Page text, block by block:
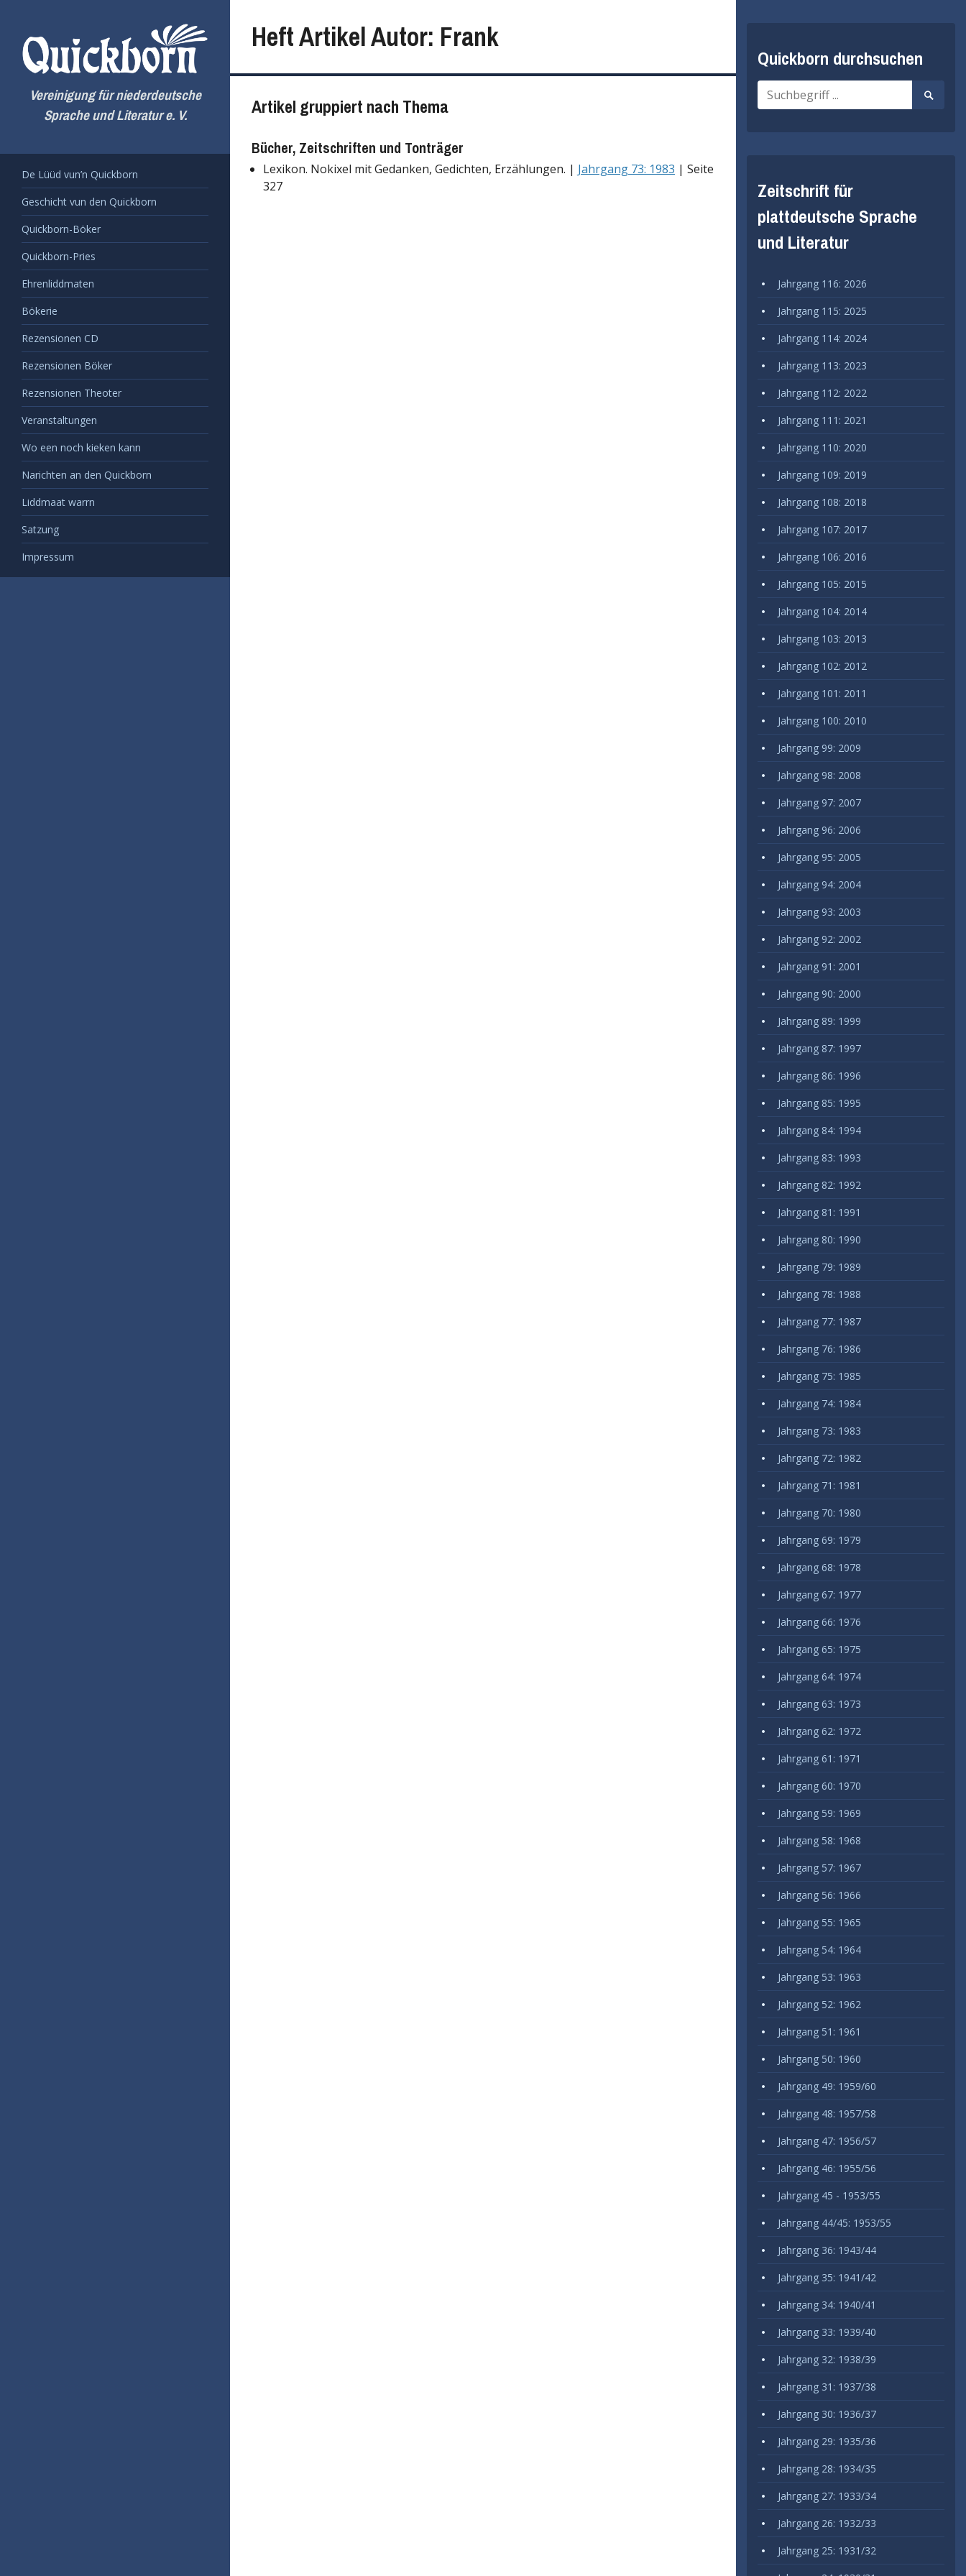
springen
Vereinigung für niederdeutsche
Sprache und Literatur e. V.
De Lüüd vun’n Quickborn
Geschicht vun den Quickborn
Quickborn-Böker
Quickborn-Pries
Ehrenliddmaten
Bökerie
Rezensionen CD
Rezensionen Böker
Rezensionen Theoter
Veranstaltungen
Wo een noch kieken kann
Narichten an den Quickborn
Liddmaat warrn
Satzung
Impressum
Heft Artikel Autor: Frank
Artikel gruppiert nach Thema
Bücher, Zeitschriften und Tonträger
Lexikon. Nokixel mit Gedanken, Gedichten, Erzählungen. | Jahrgang 73: 1983 | Seite
327
Quickborn durchsuchen
Suche
nach:
Suche
starten
Zeitschrift für
plattdeutsche Sprache
und Literatur
Jahrgang 116: 2026
Jahrgang 115: 2025
Jahrgang 114: 2024
Jahrgang 113: 2023
Jahrgang 112: 2022
Jahrgang 111: 2021
Jahrgang 110: 2020
Jahrgang 109: 2019
Jahrgang 108: 2018
Jahrgang 107: 2017
Jahrgang 106: 2016
Jahrgang 105: 2015
Jahrgang 104: 2014
Jahrgang 103: 2013
Jahrgang 102: 2012
Jahrgang 101: 2011
Jahrgang 100: 2010
Jahrgang 99: 2009
Jahrgang 98: 2008
Jahrgang 97: 2007
Jahrgang 96: 2006
Jahrgang 95: 2005
Jahrgang 94: 2004
Jahrgang 93: 2003
Jahrgang 92: 2002
Jahrgang 91: 2001
Jahrgang 90: 2000
Jahrgang 89: 1999
Jahrgang 87: 1997
Jahrgang 86: 1996
Jahrgang 85: 1995
Jahrgang 84: 1994
Jahrgang 83: 1993
Jahrgang 82: 1992
Jahrgang 81: 1991
Jahrgang 80: 1990
Jahrgang 79: 1989
Jahrgang 78: 1988
Jahrgang 77: 1987
Jahrgang 76: 1986
Jahrgang 75: 1985
Jahrgang 74: 1984
Jahrgang 73: 1983
Jahrgang 72: 1982
Jahrgang 71: 1981
Jahrgang 70: 1980
Jahrgang 69: 1979
Jahrgang 68: 1978
Jahrgang 67: 1977
Jahrgang 66: 1976
Jahrgang 65: 1975
Jahrgang 64: 1974
Jahrgang 63: 1973
Jahrgang 62: 1972
Jahrgang 61: 1971
Jahrgang 60: 1970
Jahrgang 59: 1969
Jahrgang 58: 1968
Jahrgang 57: 1967
Jahrgang 56: 1966
Jahrgang 55: 1965
Jahrgang 54: 1964
Jahrgang 53: 1963
Jahrgang 52: 1962
Jahrgang 51: 1961
Jahrgang 50: 1960
Jahrgang 49: 1959/60
Jahrgang 48: 1957/58
Jahrgang 47: 1956/57
Jahrgang 46: 1955/56
Jahrgang 45 - 1953/55
Jahrgang 44/45: 1953/55
Jahrgang 36: 1943/44
Jahrgang 35: 1941/42
Jahrgang 34: 1940/41
Jahrgang 33: 1939/40
Jahrgang 32: 1938/39
Jahrgang 31: 1937/38
Jahrgang 30: 1936/37
Jahrgang 29: 1935/36
Jahrgang 28: 1934/35
Jahrgang 27: 1933/34
Jahrgang 26: 1932/33
Jahrgang 25: 1931/32